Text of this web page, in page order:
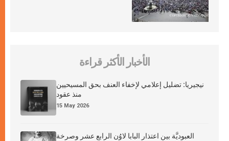
الأخبار الأكثر قراءة
نيجيريا: تضليل إعلامي لإخفاء العنف بحق المسيحيين
منذ عقود
15 May 2026
العبوديَّة بين اعتذار البابا لاوُن الرابع عشر وصرخة